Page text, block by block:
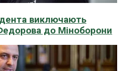
виключають
до Міноборони